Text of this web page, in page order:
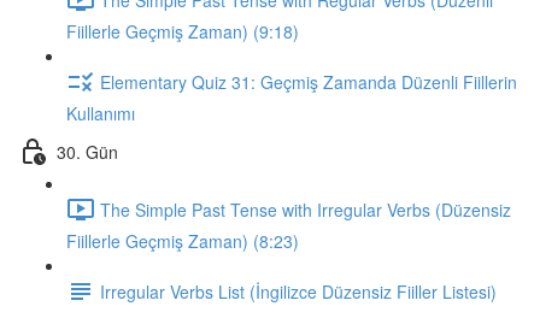
Fiillerle Geçmiş Zaman) (9:18)
Elementary Quiz 31: Geçmiş Zamanda Düzenli Fiillerin
Kullanımı
30. Gün
The Simple Past Tense with Irregular Verbs (Düzensiz
Fiillerle Geçmiş Zaman) (8:23)
Irregular Verbs List (İngilizce Düzensiz Fiiller Listesi)